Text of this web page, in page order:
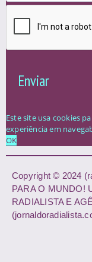
Enviar
Este site usa cookies
experiência em
OK
Copyright © 2024
PARA O MUNDO!
RADIALISTA E